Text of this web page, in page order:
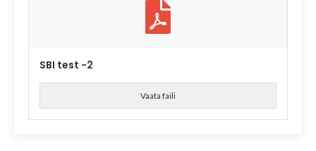
SBI test -2
Vaata faili